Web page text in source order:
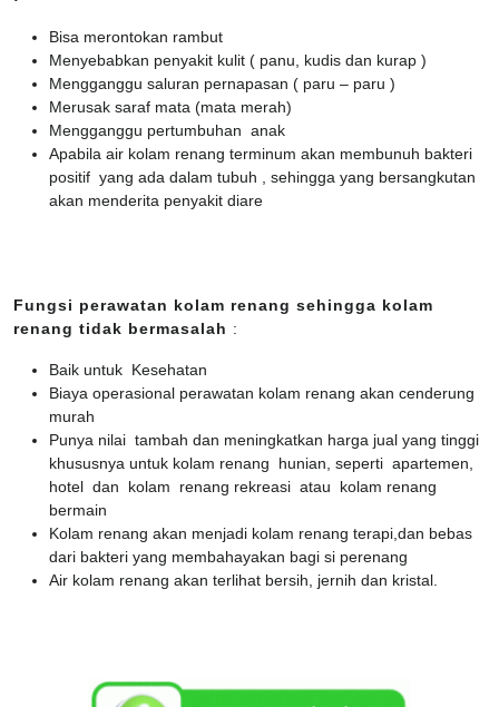
Bisa merontokan rambut
Menyebabkan penyakit kulit ( panu, kudis dan kurap )
Mengganggu saluran pernapasan ( paru – paru )
Merusak saraf mata (mata merah)
Mengganggu pertumbuhan anak
Apabila air kolam renang terminum akan membunuh bakteri
positif yang ada dalam tubuh , sehingga yang bersangkutan
akan menderita penyakit diare
Fungsi perawatan kolam renang sehingga kolam
renang tidak bermasalah :
Baik untuk Kesehatan
Biaya operasional perawatan kolam renang akan cenderung
murah
Punya nilai tambah dan meningkatkan harga jual yang tinggi
khususnya untuk kolam renang hunian, seperti apartemen,
hotel dan kolam renang rekreasi atau kolam renang
bermain
Kolam renang akan menjadi kolam renang terapi,dan bebas
dari bakteri yang membahayakan bagi si perenang
Air kolam renang akan terlihat bersih, jernih dan kristal.